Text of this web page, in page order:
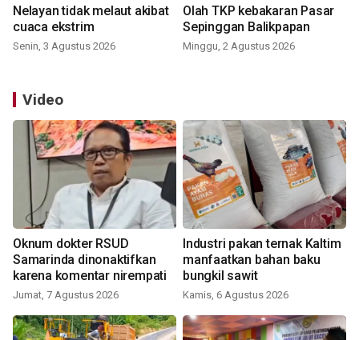
Nelayan tidak melaut akibat
cuaca ekstrim
Senin, 3 Agustus 2026
Olah TKP kebakaran Pasar
Sepinggan Balikpapan
Minggu, 2 Agustus 2026
Video
Oknum dokter RSUD
Samarinda dinonaktifkan
karena komentar nirempati
Jumat, 7 Agustus 2026
Industri pakan ternak Kaltim
manfaatkan bahan baku
bungkil sawit
Kamis, 6 Agustus 2026